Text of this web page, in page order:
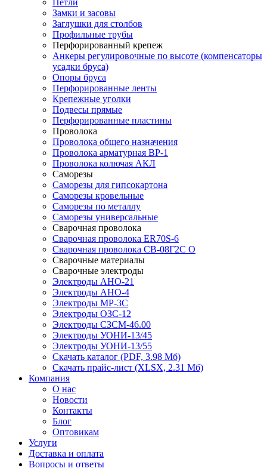
Петли
Замки и засовы
Заглушки для столбов
Профильные трубы
Перфорированный крепеж
Анкеры регулировочные по высоте (компенсаторы
усадки бруса)
Опоры бруса
Перфорированные ленты
Крепежные уголки
Подвесы прямые
Перфорированные пластины
Проволока
Проволока общего назначения
Проволока арматурная ВР-1
Проволока колючая АКЛ
Саморезы
Саморезы для гипсокартона
Саморезы кровельные
Саморезы по металлу
Саморезы универсальные
Сварочная проволока
Сварочная проволока ER70S-6
Сварочная проволока СВ-08Г2С О
Сварочные материалы
Сварочные электроды
Электроды АНО-21
Электроды АНО-4
Электроды МР-3С
Электроды ОЗС-12
Электроды СЗСМ-46.00
Электроды УОНИ-13/45
Электроды УОНИ-13/55
Скачать каталог (PDF, 3.98 Мб)
Скачать прайс-лист (XLSX, 2.31 Мб)
Компания
О нас
Новости
Контакты
Блог
Оптовикам
Услуги
Доставка и оплата
Вопросы и ответы